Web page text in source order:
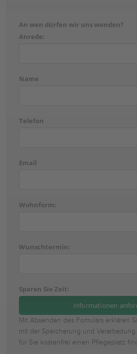
An wen dürfen wir uns wenden?
Anrede:
Name
Telefon
Email
Wohnform:
Wunschtermin:
Sparen Sie Zeit:
Mit Absenden des Fomulars erklären
mit der Speicherung und
für Sie kostenfrei einen Pflegeplatz